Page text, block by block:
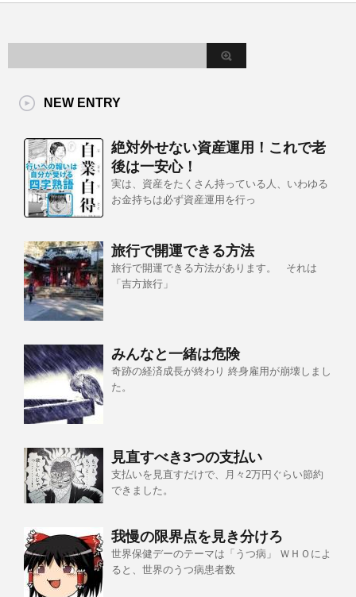
NEW ENTRY
絶対外せない資産運用！これで老
後は一安心！
実は、資産をたくさん持っている人、いわゆる
お金持ちは必ず資産運用を行っ
旅行で開運できる方法
旅行で開運できる方法があります。 それは
「吉方旅行」
みんなと一緒は危険
奇跡の経済成長が終わり 終身雇用が崩壊しまし
た。
見直すべき3つの支払い
支払いを見直すだけで、月々2万円ぐらい節約
できました。
我慢の限界点を見き分けろ
世界保健デーのテーマは「うつ病」 ＷＨＯによ
ると、世界のうつ病患者数